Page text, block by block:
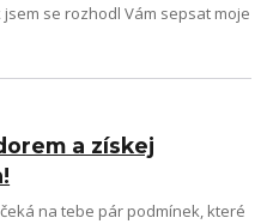
se rozhodl Vám sepsat moje
a získej
na tebe pár podmínek, které